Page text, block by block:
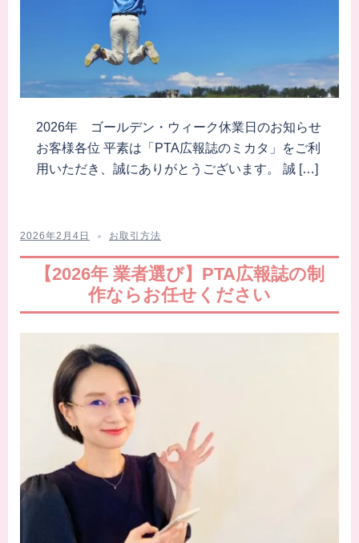
2026年 ゴールデン・ウィーク休業日のお知らせ
お客様各位 平素は「PTA広報誌のミカタ」をご利
用いただき、誠にありがとうございます。 誠 […]
2026年2月4日 お取引方法
【2026年 業者選び】PTA広報誌の制
作ならお任せください